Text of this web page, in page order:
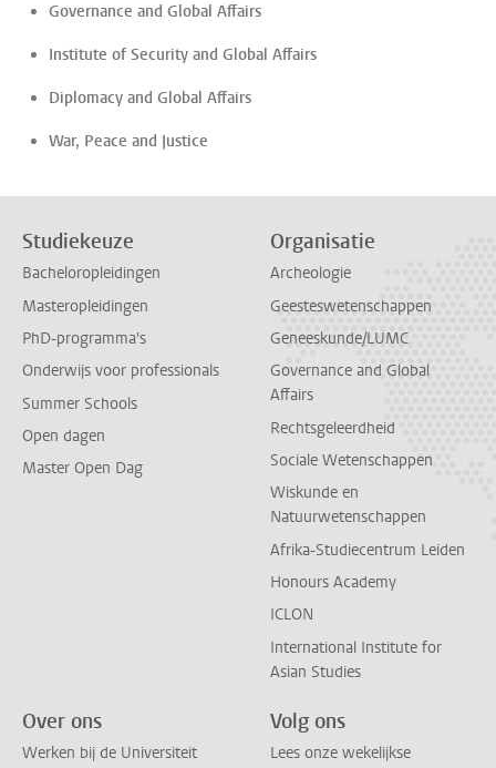
Governance and Global Affairs
Institute of Security and Global Affairs
Diplomacy and Global Affairs
War, Peace and Justice
Studiekeuze
Bacheloropleidingen
Masteropleidingen
PhD-programma's
Onderwijs voor professionals
Summer Schools
Open dagen
Master Open Dag
Organisatie
Archeologie
Geesteswetenschappen
Geneeskunde/LUMC
Governance and Global
Affairs
Rechtsgeleerdheid
Sociale Wetenschappen
Wiskunde en
Natuurwetenschappen
Afrika-Studiecentrum Leiden
Honours Academy
ICLON
International Institute for
Asian Studies
Over ons
Werken bij de Universiteit
Volg ons
Lees onze wekelijkse